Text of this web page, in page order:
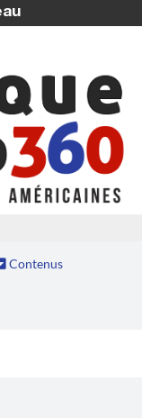
Contenus